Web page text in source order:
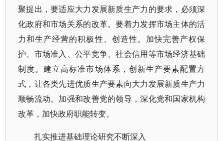
聚提出，要适应大力发展新质生产力的要求，必须深
化政府和市场关系的改革。要着力发挥市场主体的活
力和生产经营的积极性、创造性。加快完善产权保
护、市场准入、公平竞争、社会信用等市场经济基础
制度。建立高标准市场体系，创新生产要素配置方
式，让各类先进优质生产要素向大力发展新质生产力
顺畅流动。加强和改善党的领导，深化党和国家机构
改革，加快政府职能转变。
扎实推进基础理论研究不断深入